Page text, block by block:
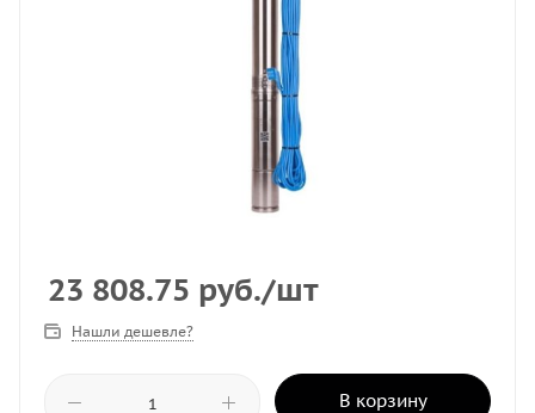
23 808.75 руб./шт
Нашли дешевле?
В корзину